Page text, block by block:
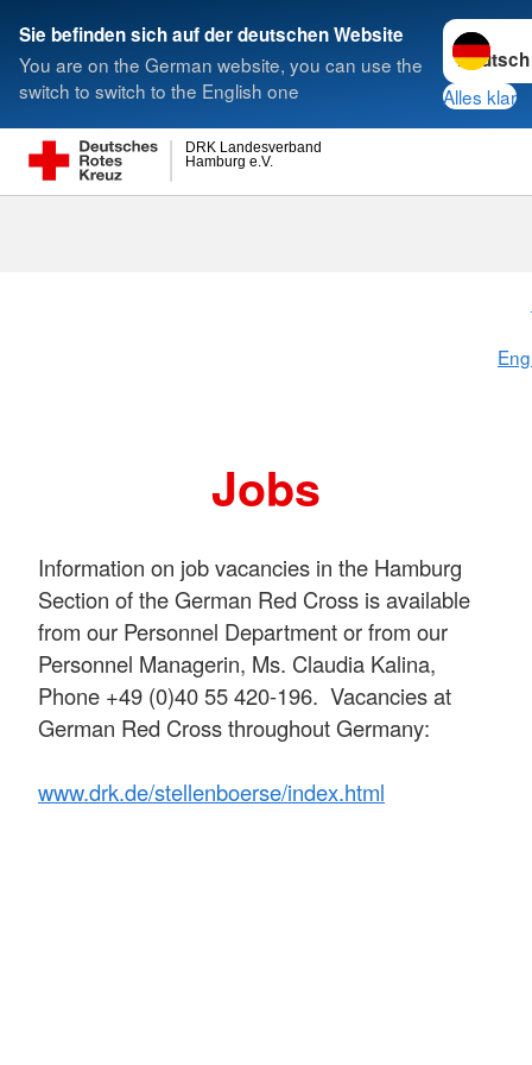
Sie befinden sich auf der deutschen Website
You are on the German website, you can use the
switch to switch to the English one
Sprache
Alles klar
Hamburg e.V.
DRK Landesverband
Suche
Jobs
Information on job vacancies in the Hamburg
Section of the German Red Cross is available
from our Personnel Department or from our
Personnel Managerin, Ms. Claudia Kalina,
Phone +49 (0)40 55 420-196. Vacancies at
German Red Cross throughout Germany:
www.drk.de/stellenboerse/index.html